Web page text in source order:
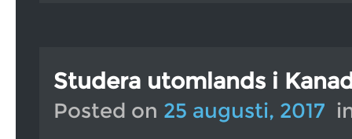
Studera utomlands i
Posted on 25 augusti, 2017